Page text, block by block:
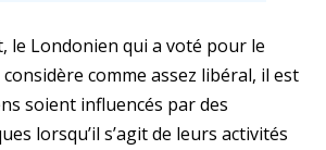
le Londonien qui a voté pour le
comme assez libéral, il est
soient influencés par des
lorsqu’il s’agit de leurs activités